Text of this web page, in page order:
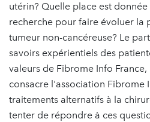
utérin? Quelle place est
recherche pour faire évoluer la
tumeur non-cancéreuse? Le
savoirs expérientiels des
valeurs de Fibrome Info
consacre l'association Fibrome
traitements alternatifs à la
tenter de répondre à ces